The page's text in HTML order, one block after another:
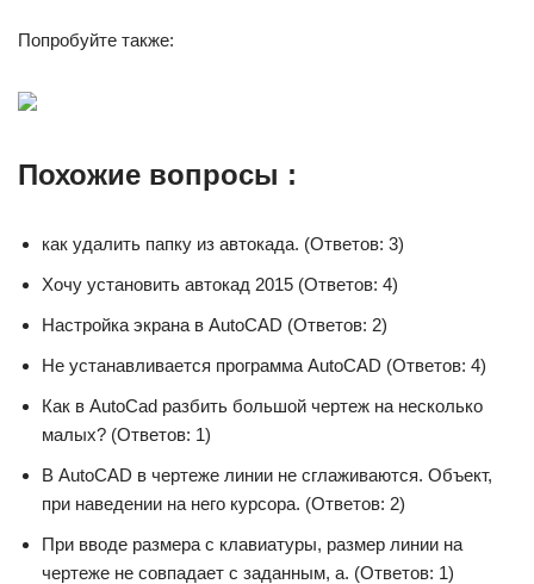
Попробуйте также:
Похожие вопросы :
как удалить папку из автокада. (Ответов: 3)
Хочу установить автокад 2015 (Ответов: 4)
Настройка экрана в AutoCAD (Ответов: 2)
Не устанавливается программа AutoCAD (Ответов: 4)
Как в AutoCad разбить большой чертеж на несколько
малых? (Ответов: 1)
В AutoCAD в чертеже линии не сглаживаются. Объект,
при наведении на него курсора. (Ответов: 2)
При вводе размера с клавиатуры, размер линии на
чертеже не совпадает с заданным, а. (Ответов: 1)